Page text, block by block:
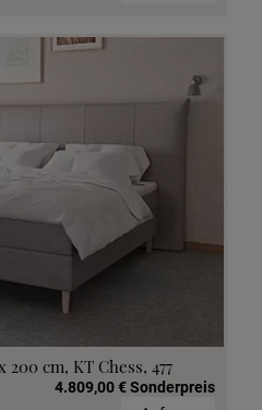
200 cm, KT Chess, 477
4.809,00 € Sonderpreis